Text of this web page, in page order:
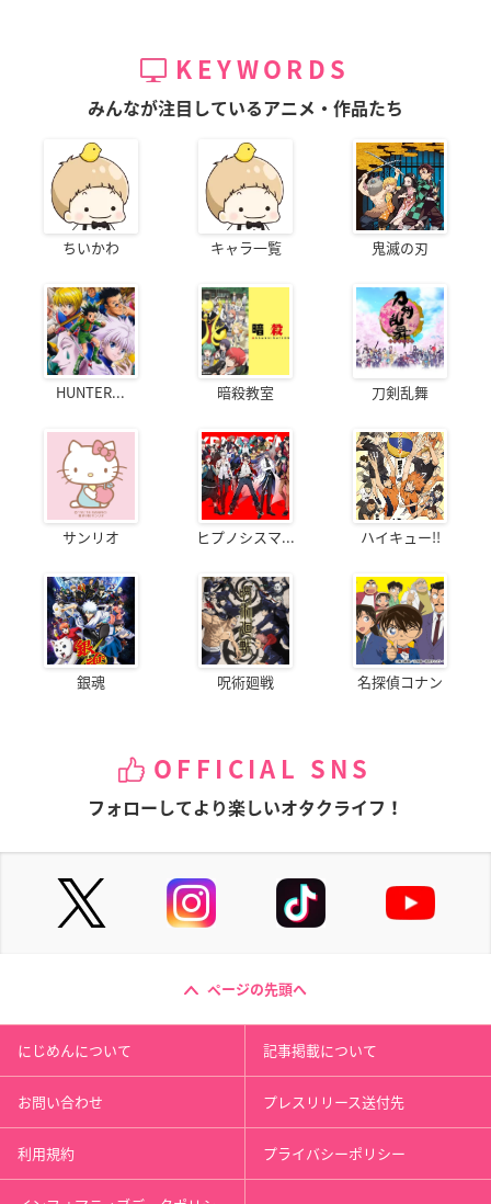
KEYWORDS
みんなが注目しているアニメ・作品たち
ちいかわ キャラ一覧 鬼滅の刃
HUNTER... 暗殺教室 刀剣乱舞
サンリオ ヒプノシスマ... ハイキュー!!
銀魂 呪術廻戦 名探偵コナン
OFFICIAL SNS
フォローしてより楽しいオタクライフ！
ページの先頭へ
にじめんについて 記事掲載について
お問い合わせ プレスリリース送付先
利用規約 プライバシーポリシー